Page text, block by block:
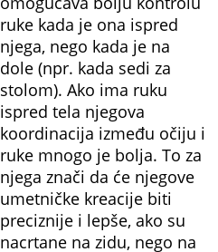
ruke kada je ona ispred
njega, nego kada je na
dole (npr. kada sedi za
stolom). Ako ima ruku
ispred tela njegova
koordinacija između očiju i
ruke mnogo je bolja. To za
njega znači da će njegove
umetničke kreacije biti
preciznije i lepše, ako su
nacrtane na zidu, nego na